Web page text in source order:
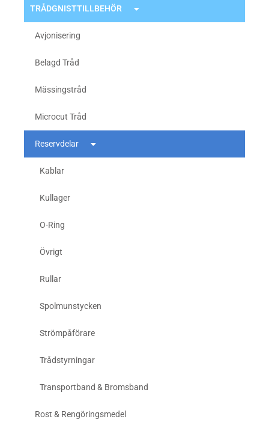
TRÅDGNISTTILLBEHÖR
Avjonisering
Belagd Tråd
Mässingstråd
Microcut Tråd
Reservdelar
Kablar
Kullager
O-Ring
Övrigt
Rullar
Spolmunstycken
Strömpåförare
Trådstyrningar
Transportband & Bromsband
Rost & Rengöringsmedel